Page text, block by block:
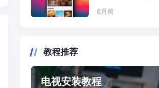
院线大片 / 短剧 / 海
外资源全覆盖
6月前
教程推荐
电视安装教程